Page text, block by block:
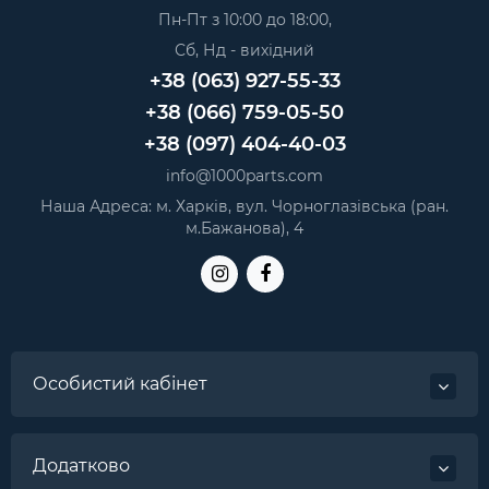
Пн-Пт з 10:00 до 18:00,
Сб, Нд - вихідний
+38 (063) 927-55-33
+38 (066) 759-05-50
+38 (097) 404-40-03
info@1000parts.com
Наша Адреса: м. Харків, вул. Чорноглазівська (ран.
м.Бажанова), 4
Особистий кабінет
Додатково